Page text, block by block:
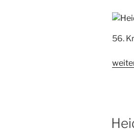
56.